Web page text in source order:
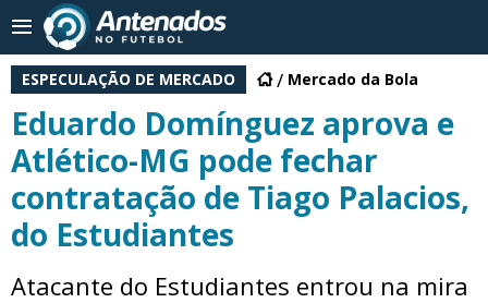
ESPECULAÇÃO DE MERCADO Mercado da Bola
Eduardo Domínguez aprova e
Atlético-MG pode fechar
contratação de Tiago Palacios,
do Estudiantes
Atacante do Estudiantes entrou na mira